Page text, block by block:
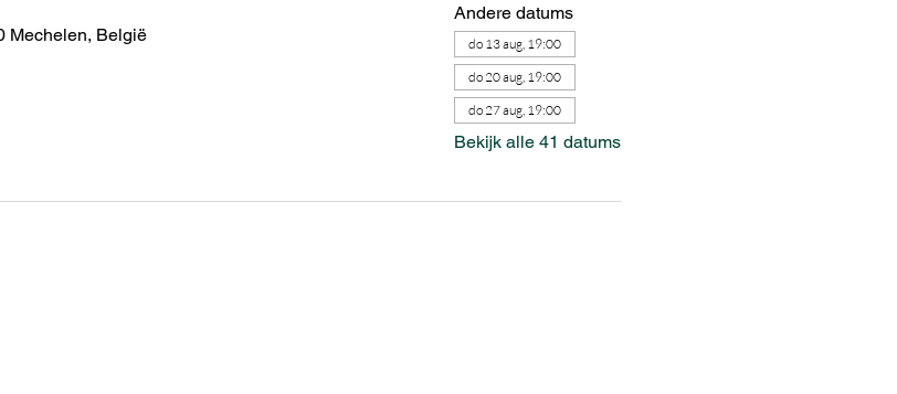
Mechelen, België
Andere datums
do 13 aug, 19:00
do 20 aug, 19:00
do 27 aug, 19:00
Bekijk alle 41 datums